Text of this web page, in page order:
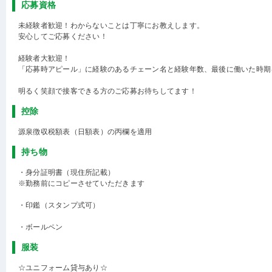
応募資格
未経験者歓迎！わからないことは丁寧にお教えします。
安心してご応募ください！
経験者大歓迎！
「応募時アピール」に経験のあるチェーン名と経験年数、最後に働いた時
明るく笑顔で接客できる方のご応募お待ちしてます！
控除
源泉徴収税額表（日額表）の丙欄を適用
持ち物
・身分証明書（現住所記載）
※勤務前にコピーさせていただきます
・印鑑（スタンプ式可）
・ボールペン
服装
☆ユニフォーム貸与あり☆